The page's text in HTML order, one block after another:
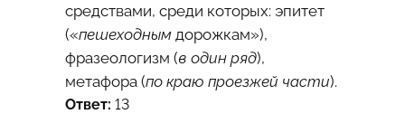
средствами, среди которых: эпитет
(«пешеходнымдорожкам»),
фразеологизм (в один ряд),
метафора (по краю проезжей части).
Ответ: 13